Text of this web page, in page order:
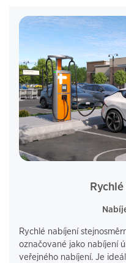
Rychlé nabíjení
označované jako nabíjení
veřejného nabíjení. Je